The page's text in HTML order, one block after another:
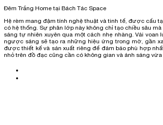
Đêm Trắng Home tại Bách Tác Space
Hệ rèm mang đậm tính nghệ thuật và tinh tế, được cấu
có hệ thống. Sự phân lớp này không chỉ tạo chiều sâu
sáng tự nhiên xuyên qua một cách nhẹ nhàng. Vải
ngược sáng sẽ tạo ra những hiệu ứng trong mờ, gần
được thiết kế và sản xuất riêng để đảm bảo phù hợp
nhỏ trên đồ đạc cũng cần có không gian và ánh sáng